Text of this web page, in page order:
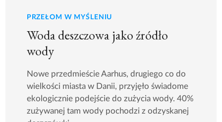
PRZEŁOM W MYŚLENIU
Woda deszczowa jako źródło
wody
Nowe przedmieście Aarhus, drugiego co do
wielkości miasta w Danii, przyjęło świadome
ekologicznie podejście do zużycia wody. 40%
zużywanej tam wody pochodzi z odzyskanej